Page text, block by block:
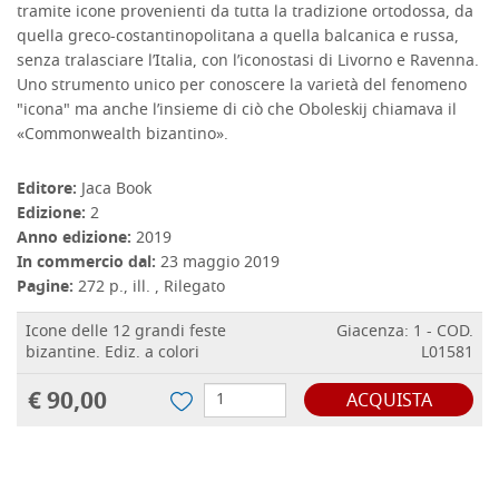
tramite icone provenienti da tutta la tradizione ortodossa, da
quella greco-costantinopolitana a quella balcanica e russa,
senza tralasciare l’Italia, con l’iconostasi di Livorno e Ravenna.
Uno strumento unico per conoscere la varietà del fenomeno
"icona" ma anche l’insieme di ciò che Oboleskij chiamava il
«Commonwealth bizantino».
Editore: Jaca Book
Edizione: 2
Anno edizione: 2019
In commercio dal: 23 maggio 2019
Pagine: 272 p., ill. , Rilegato
Icone delle 12 grandi feste
bizantine. Ediz. a colori
Giacenza: 1 - COD.
L01581
€ 90,00 ACQUISTA